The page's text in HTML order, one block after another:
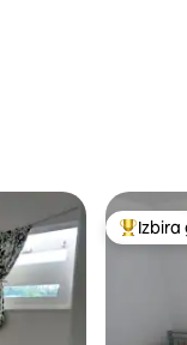
Najbolj
Izbira